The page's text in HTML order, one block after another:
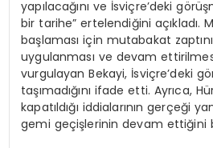
yapılacağını ve İsviçre’deki
bir tarihe” ertelendiğini açıkladı.
başlaması için mutabakat
uygulanması ve devam
vurgulayan Bekayi, İsviçre’deki
taşımadığını ifade etti. Ayrıca,
kapatıldığı iddialarının gerçeği
gemi geçişlerinin devam ettiğini